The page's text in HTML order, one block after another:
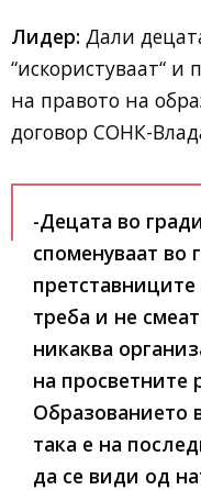
Лидер: Дали
“искористуваат“ и
на правото на
договор СОНК-
-Децата во
споменуваат во
треба и не
никаква
на просветните
Образованието
така е на
да се види од